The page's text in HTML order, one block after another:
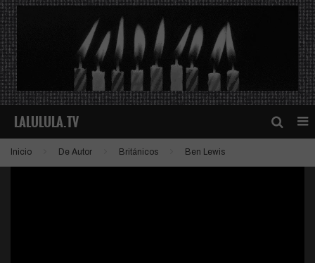
¿QUÉ ES ESTO?
Inicio De Autor Británicos Ben Lewis